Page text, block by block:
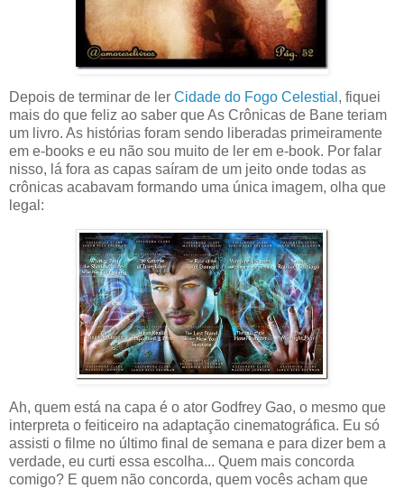
Depois de terminar de ler Cidade do Fogo Celestial , fiquei
mais do que feliz ao saber que As Crônicas de Bane teriam
um livro. As histórias foram sendo liberadas primeiramente
em e-books e eu não sou muito de ler em e-book. Por falar
nisso, lá fora as capas saíram de um jeito onde todas as
crônicas acabavam formando uma única imagem, olha que
legal:
Ah, quem está na capa é o ator Godfrey Gao, o mesmo que
interpreta o feiticeiro na adaptação cinematográfica. Eu só
assisti o filme no último final de semana e para dizer bem a
verdade, eu curti essa escolha... Quem mais concorda
comigo? E quem não concorda, quem vocês acham que